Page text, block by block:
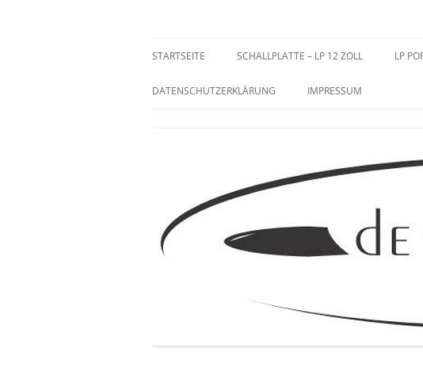
STARTSEITE SCHALLPLATTE – LP 12 ZOLL LP
DATENSCHUTZERKLÄRUNG IMPRESSUM